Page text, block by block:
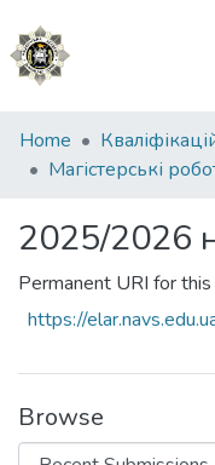
Communities
&
All of DSpace
Statistics
Home
Магістерські
2025/2026
Permanent URI for
https://
Browse